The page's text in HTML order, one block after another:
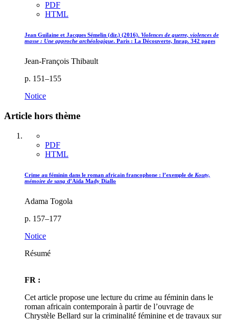
PDF
HTML
Jean Guilaine et Jacques Sémelin (dir.) (2016). Violences de guerre, violences de
masse : Une approche archéologique. Paris : La Découverte, Inrap. 342 pages
Jean-François Thibault
p. 151–155
Notice
Article hors thème
PDF
HTML
Crime au féminin dans le roman africain francophone : l’exemple de Kouty,
mémoire de sang d’Aïda Mady Diallo
Adama Togola
p. 157–177
Notice
Résumé
FR :
Cet article propose une lecture du crime au féminin dans le
roman africain contemporain à partir de l’ouvrage de
Chrystèle Bellard sur la criminalité féminine et de travaux sur